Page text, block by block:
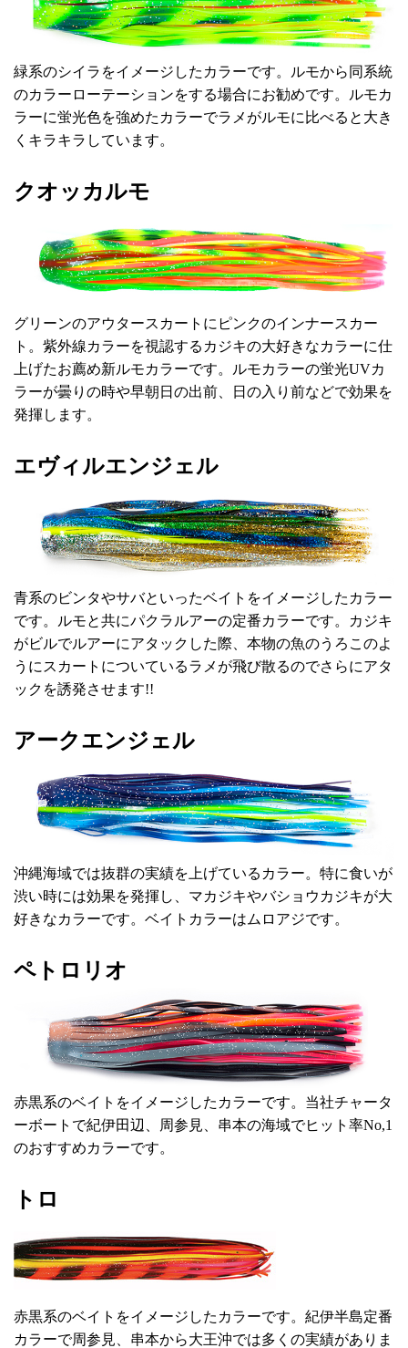
緑系のシイラをイメージしたカラーです。ルモから同系統
のカラーローテーションをする場合にお勧めです。ルモカ
ラーに蛍光色を強めたカラーでラメがルモに比べると大き
くキラキラしています。
クオッカルモ
グリーンのアウタースカートにピンクのインナースカー
ト。紫外線カラーを視認するカジキの大好きなカラーに仕
上げたお薦め新ルモカラーです。ルモカラーの蛍光UVカ
ラーが曇りの時や早朝日の出前、日の入り前などで効果を
発揮します。
エヴィルエンジェル
青系のビンタやサバといったベイトをイメージしたカラー
です。ルモと共にパクラルアーの定番カラーです。カジキ
がビルでルアーにアタックした際、本物の魚のうろこのよ
うにスカートについているラメが飛び散るのでさらにアタ
ックを誘発させます!!
アークエンジェル
沖縄海域では抜群の実績を上げているカラー。特に食いが
渋い時には効果を発揮し、マカジキやバショウカジキが大
好きなカラーです。ベイトカラーはムロアジです。
ペトロリオ
赤黒系のベイトをイメージしたカラーです。当社チャータ
ーボートで紀伊田辺、周参見、串本の海域でヒット率No,1
のおすすめカラーです。
トロ
赤黒系のベイトをイメージしたカラーです。紀伊半島定番
カラーで周参見、串本から大王沖では多くの実績がありま